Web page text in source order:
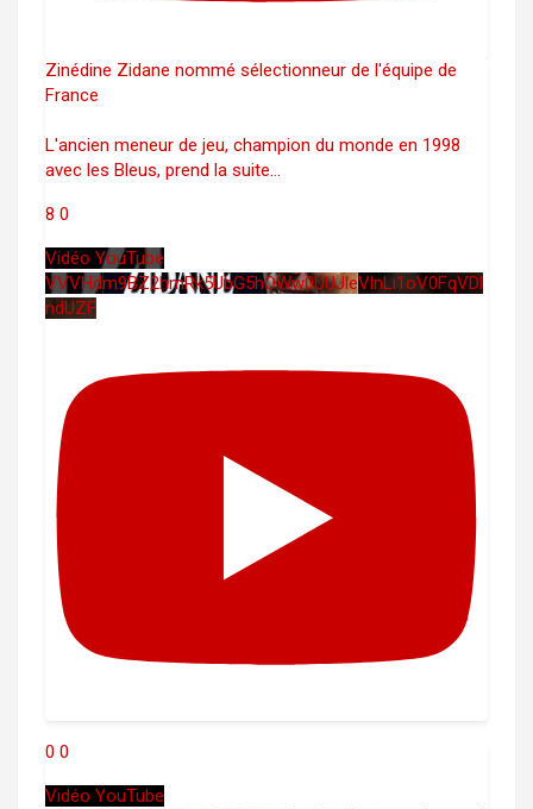
Zinédine Zidane nommé sélectionneur de l'équipe de
France
L'ancien meneur de jeu, champion du monde en 1998
avec les Bleus, prend la suite...
8 0
Vidéo YouTube
VVVHdm9BZ2hmRk5UbG5hOWw0UUJleVlnLi1oV0FqVDl
ndUZF
0 0
Vidéo YouTube